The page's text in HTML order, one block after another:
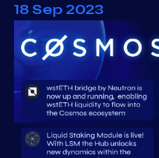
18 Sep 2023